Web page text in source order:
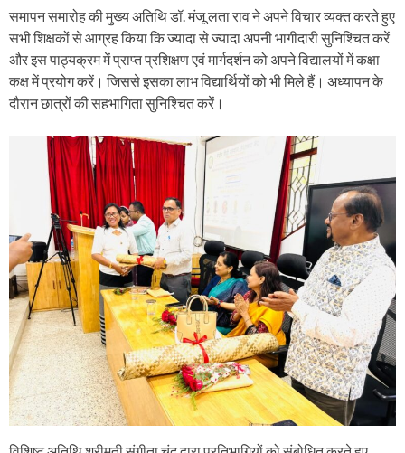
समापन समारोह की मुख्य अतिथि डॉ. मंजू लता राव ने अपने विचार व्यक्त करते हुए
सभी शिक्षकों से आग्रह किया कि ज्यादा से ज्यादा अपनी भागीदारी सुनिश्चित करें
और इस पाठ्यक्रम में प्राप्त प्रशिक्षण एवं मार्गदर्शन को अपने विद्यालयों में कक्षा
कक्ष में प्रयोग करें। जिससे इसका लाभ विद्यार्थियों को भी मिले हैं। अध्यापन के
दौरान छात्रों की सहभागिता सुनिश्चित करें।